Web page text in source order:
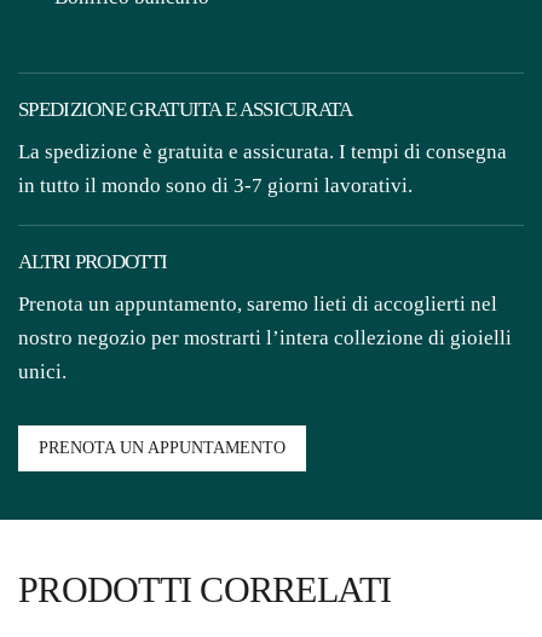
SPEDIZIONE GRATUITA E ASSICURATA
La spedizione è gratuita e assicurata. I tempi di consegna
in tutto il mondo sono di 3-7 giorni lavorativi.
ALTRI PRODOTTI
Prenota un appuntamento, saremo lieti di accoglierti nel
nostro negozio per mostrarti l’intera collezione di gioielli
unici.
PRENOTA UN APPUNTAMENTO
PRODOTTI CORRELATI